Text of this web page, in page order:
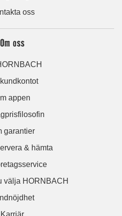
oss
Om oss
appen
garantier
& hämta
välja HORNBACH
Karriär